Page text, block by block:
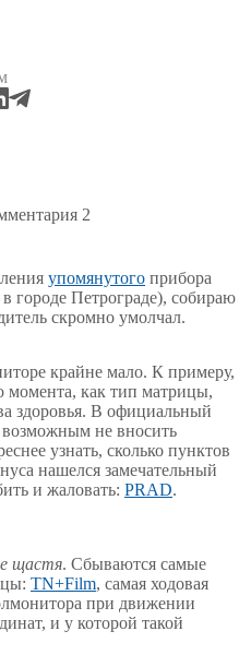
2
упомянутого прибора
городе Петрограде), собираю
скромно умолчал.
крайне мало. К примеру,
момента, как тип матрицы,
здоровья. В официальный
не вносить
узнать, сколько пунктов
нашелся замечательный
и жаловать: PRAD.
щастя. Сбываются самые
TN+Film, самая ходовая
при движении
и у которой такой